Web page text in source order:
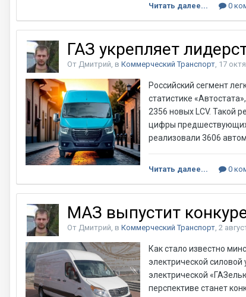
Читать далее... 0
ГАЗ укрепляет
От Дмитрий, в Коммерческий Транспорт, 17
Российский сегмент
статистике
2356 новых LCV. Такой
цифры предшествующих
реализовали 3606
Читать далее... 0
МАЗ выпустит
От Дмитрий, в Коммерческий Транспорт, 2
Как стало известно
электрической
электрической
перспективе станет